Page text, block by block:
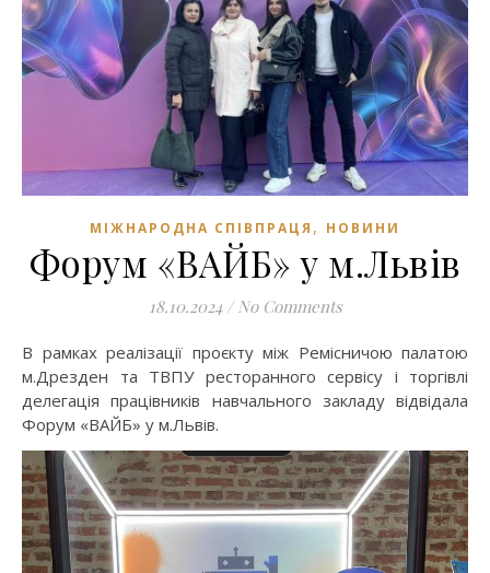
МІЖНАРОДНА СПІВПРАЦЯ , НОВИНИ
Форум «ВАЙБ» у м.Львів
18.10.2024 / No Comments
В рамках реалізації проєкту між Ремісничою палатою
м.Дрезден та ТВПУ ресторанного сервісу і торгівлі
делегація працівників навчального закладу відвідала
Форум «ВАЙБ» у м.Львів.